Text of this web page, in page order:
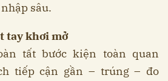
sâu.
tay khơi mở
tất bước kiện toàn quan
tiếp cận gần – trúng – đo